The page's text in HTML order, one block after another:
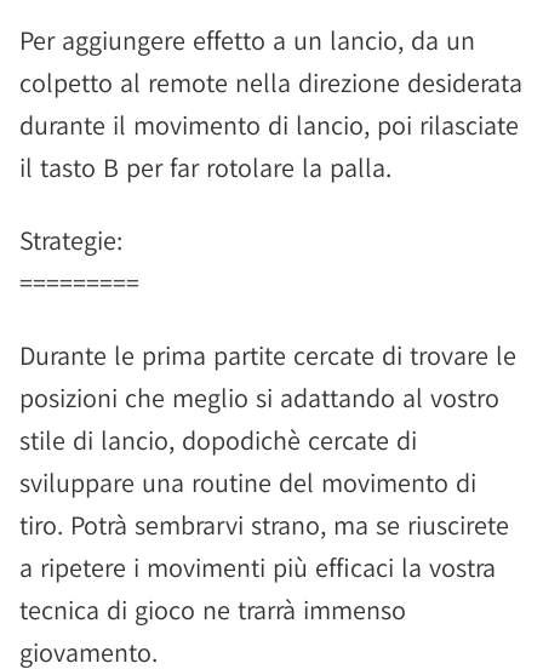
Per aggiungere effetto a un lancio, da un
colpetto al remote nella direzione desiderata
durante il movimento di lancio, poi rilasciate
il tasto B per far rotolare la palla.
Strategie:
=========
Durante le prima partite cercate di trovare le
posizioni che meglio si adattando al vostro
stile di lancio, dopodichè cercate di
sviluppare una routine del movimento di
tiro. Potrà sembrarvi strano, ma se riuscirete
a ripetere i movimenti più efficaci la vostra
tecnica di gioco ne trarrà immenso
giovamento.